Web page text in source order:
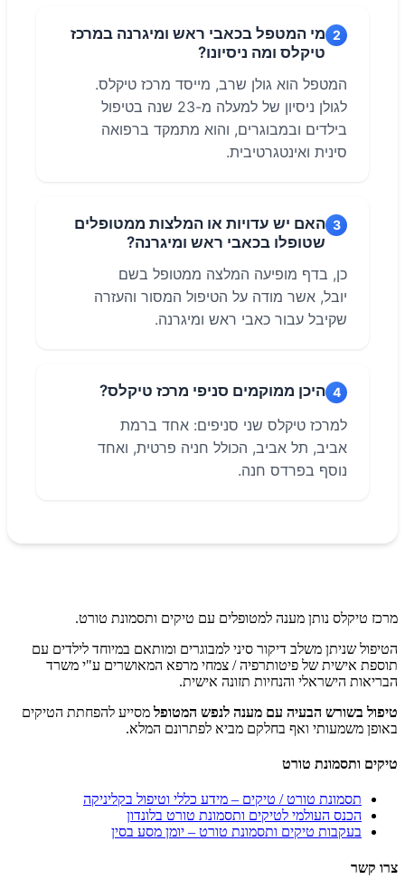
2 מי המטפל בכאבי ראש ומיגרנה במרכז
טיקלס ומה ניסיונו?
המטפל הוא גולן שרב, מייסד מרכז טיקלס.
לגולן ניסיון של למעלה מ-23 שנה בטיפול
בילדים ובמבוגרים, והוא מתמקד ברפואה
סינית ואינטגרטיבית.
3 האם יש עדויות או המלצות ממטופלים
שטופלו בכאבי ראש ומיגרנה?
כן, בדף מופיעה המלצה ממטופל בשם
יובל, אשר מודה על הטיפול המסור והעזרה
שקיבל עבור כאבי ראש ומיגרנה.
4 היכן ממוקמים סניפי מרכז טיקלס?
למרכז טיקלס שני סניפים: אחד ברמת
אביב, תל אביב, הכולל חניה פרטית, ואחד
נוסף בפרדס חנה.
מרכז טיקלס נותן מענה למטופלים עם טיקים ותסמונת טורט.
הטיפול שניתן משלב דיקור סיני למבוגרים ומותאם במיוחד לילדים עם
תוספת אישית של פיטותרפיה / צמחי מרפא המאושרים ע"י משרד
הבריאות הישראלי והנחיות תזונה אישית.
טיפול בשורש הבעיה עם מענה לנפש המטופל מסייע להפחתת הטיקים
באופן משמעותי ואף בחלקם מביא לפתרונם המלא.
טיקים ותסמונת טורט
תסמונת טורט / טיקים – מידע כללי וטיפול בקליניקה
הכנס העולמי לטיקים ותסמונת טורט בלונדון
בעקבות טיקים ותסמונת טורט – יומן מסע בסין
צרו קשר